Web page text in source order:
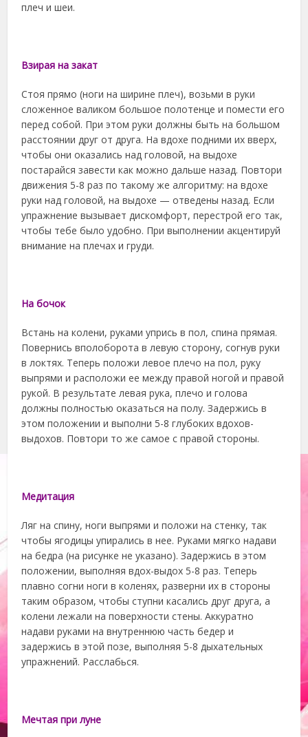
плеч и шеи.
Взирая на закат
Стоя прямо (ноги на ширине плеч), возьми в руки
сложенное валиком большое полотенце и помести его
перед собой. При этом руки должны быть на большом
расстоянии друг от друга. На вдохе подними их вверх,
чтобы они оказались над головой, на выдохе
постарайся завести как можно дальше назад. Повтори
движения 5-8 раз по такому же алгоритму: на вдохе
руки над головой, на выдохе — отведены назад. Если
упражнение вызывает дискомфорт, перестрой его так,
чтобы тебе было удобно. При выполнении акцентируй
внимание на плечах и груди.
На бочок
Встань на колени, руками упрись в пол, спина прямая.
Повернись вполоборота в левую сторону, согнув руки
в локтях. Теперь положи левое плечо на пол, руку
выпрями и расположи ее между правой ногой и правой
рукой. В результате левая рука, плечо и голова
должны полностью оказаться на полу. Задержись в
этом положении и выполни 5-8 глубоких вдохов-
выдохов. Повтори то же самое с правой стороны.
Медитация
Ляг на спину, ноги выпрями и положи на стенку, так
чтобы ягодицы упирались в нее. Руками мягко надави
на бедра (на рисунке не указано). Задержись в этом
положении, выполняя вдох-выдох 5-8 раз. Теперь
плавно согни ноги в коленях, разверни их в стороны
таким образом, чтобы ступни касались друг друга, а
колени лежали на поверхности стены. Аккуратно
надави руками на внутреннюю часть бедер и
задержись в этой позе, выполняя 5-8 дыхательных
упражнений. Расслабься.
Мечтая при луне